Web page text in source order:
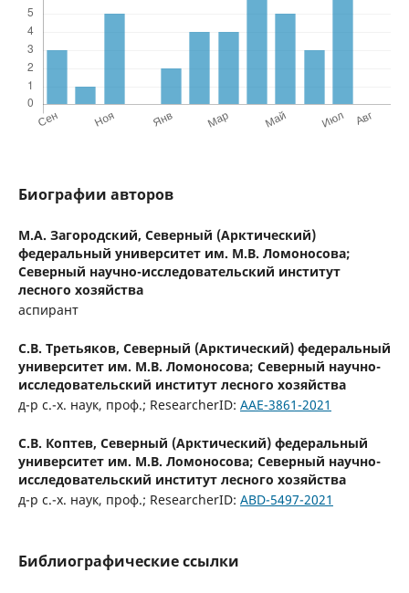
Биографии авторов
М.А. Загородский, Северный (Арктический)
федеральный университет им. М.В. Ломоносова;
Северный научно-исследовательский институт
лесного хозяйства
аспирант
С.В. Третьяков, Северный (Арктический) федеральный
университет им. М.В. Ломоносова; Северный научно-
исследовательский институт лесного хозяйства
д-р с.-х. наук, проф.; ResearcherID: AAE-3861-2021
С.В. Коптев, Северный (Арктический) федеральный
университет им. М.В. Ломоносова; Северный научно-
исследовательский институт лесного хозяйства
д-р с.-х. наук, проф.; ResearcherID: ABD-5497-2021
Библиографические ссылки